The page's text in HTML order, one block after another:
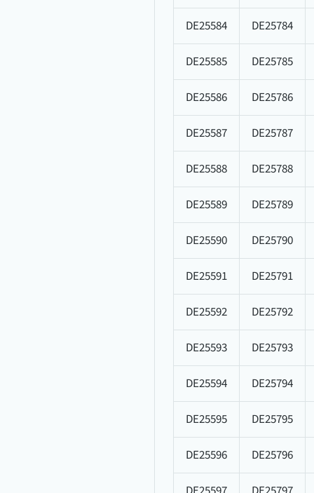
DE25584 DE25784
DE25585 DE25785
DE25586 DE25786
DE25587 DE25787
DE25588 DE25788
DE25589 DE25789
DE25590 DE25790
DE25591 DE25791
DE25592 DE25792
DE25593 DE25793
DE25594 DE25794
DE25595 DE25795
DE25596 DE25796